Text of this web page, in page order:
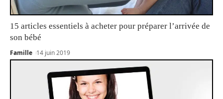
15 articles essentiels à acheter pour préparer l’arrivée de
son bébé
Famille 14 juin 2019